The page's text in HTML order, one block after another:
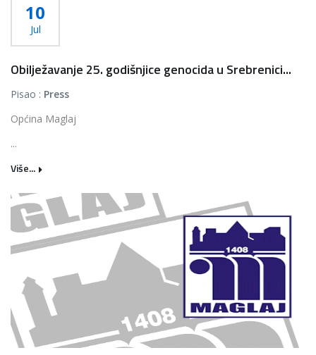
10
Jul
Obilježavanje 25. godišnjice genocida u Srebrenici...
Pisao : Press
Općina Maglaj
...
Više...